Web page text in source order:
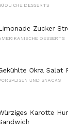
DESSERTS
Zucker
DESSERTS
Okra Salat
UND SNACKS
Karotte